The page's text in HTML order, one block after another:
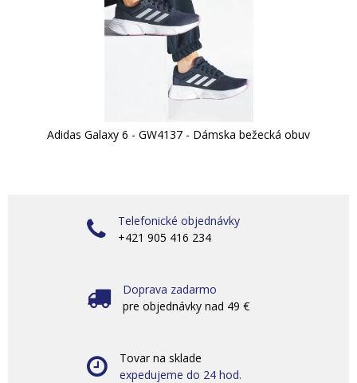
Adidas Galaxy 6 - GW4137 - Dámska bežecká obuv
Telefonické objednávky
+421 905 416 234
Doprava zadarmo
pre objednávky nad 49 €
Tovar na sklade
expedujeme do 24 hod.